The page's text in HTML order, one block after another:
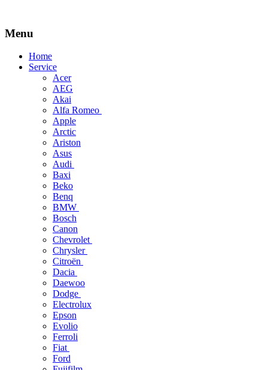
Menu
Skip
Home
Service
Acer
AEG
Akai
Alfa Romeo
Apple
Arctic
Ariston
Asus
Audi
Baxi
Beko
Benq
BMW
Bosch
Canon
Chevrolet
Chrysler
Citroën
Dacia
Daewoo
Dodge
Electrolux
Epson
Evolio
Ferroli
Fiat
Ford